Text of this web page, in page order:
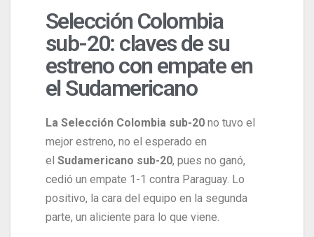
Selección Colombia
sub-20: claves de su
estreno con empate en
el Sudamericano
La Selección Colombia sub-20 no tuvo el
mejor estreno, no el esperado en
el Sudamericano sub-20, pues no ganó,
cedió un empate 1-1 contra Paraguay. Lo
positivo, la cara del equipo en la segunda
parte, un aliciente para lo que viene.